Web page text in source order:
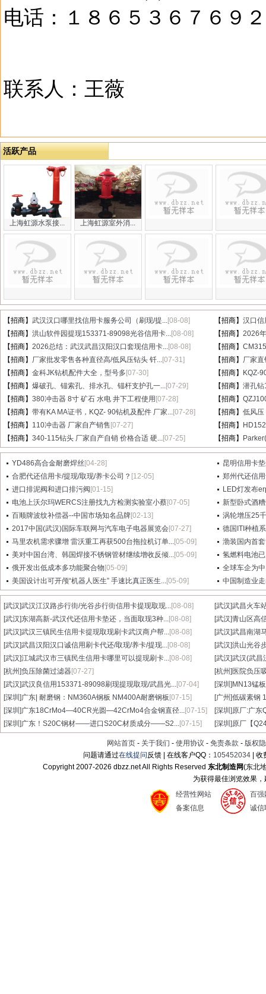
电话：１８６５３６７６９
联系人：王薇
活跃产品
上海虹源水泵接... 上海虹源室外消...
【招商】 武汉汉口哪里找信用卡服务公司（刷现/提...[08-08] 【招商】 汉口信
【招商】 洪山软件园提现153371-89098光谷信用卡...[08-08] 【招商】 2026
【招商】 2026总结：武汉武昌汉阳汉口套现信用卡...[08-08] 【招商】
【招商】 厂家批发零售各种直径高/低风压钻头 钎...[07-31] 【招商】 厂家
【招商】 金科JK钻机配件大全，型号多 [07-30] 【招商】
KQZ-
【招商】 爆破孔、锚索孔、排水孔、锚杆支护孔一...[07-29] 【招商】 潜孔钻
【招商】 380冲击器 8寸 矿石 水电 井下工程使用 [07-28] 【招商】
【招商】 带有KA MA证书，KQZ- 90钻机及配件 厂家...[07-28] 【招商】 低风压
【招商】 110冲击器 厂家自产销售 [07-27] 【招商】
【招商】 340-115钻头 厂家自产自销 价格合适 硬...[07-25] 【招商】
YD486高合金耐磨焊丝 [04-28]
昆明信用卡
合肥代还信用卡/提现/取现/养卡公司？ [12-05]
郑州代还信
进口排泥阀和进口排污阀 [01-15]
LED灯发布
电池上沃尔玛WERCS注册找九方检测实验室小蔡[07-05]
新型卧式酒
百顺牌波纹补偿器--中国市场知名品牌[02-13]
涡轮增压25
2017中国(武汉)国际车联网与汽车电子电器展览会[07-27]
德国ITI种植
马里农机需求骤增 雷沃重工再获500台拖拉机订单...[05-09]
渤装国内首
美对中国台湾、韩国焊接不锈钢管材继续增收反倾...[05-09]
氢燃料电池
俄开发出低成本多功能聚合物 [05-09]
全球车企为
美国设计出可开颅“机器人医生” 手速比真正医生...[05-09] 中国制造业
[武汉]武汉江汉路步行街/光谷步行街信用卡提现取现...[08-08] [武汉]武昌火车
[武汉]东湖高新-武汉代还信用卡垫还，当面取现3种...[08-08] [武汉]青山区高
[武汉]武汉三镇民生信用卡提现取现刷卡武汉商户帮...[08-08] [武汉]武昌南湖
[武汉]武昌汉阳汉口诚信用刷卡代还/取现/养卡/提现...[08-08] [武汉]洪山光谷
[武汉]江城武汉市三镇民生信用卡哪里可以提现刷卡...[08-08] [武汉]武汉(武昌
[杭州]负压除菌过滤器[07-27] [杭州] 医院负压
[武汉]武汉良信用153371-89098刷现提现取现/武昌光...[07-04] [深圳] MN13锰
[深圳]广东| 耐磨钢：NM360A钢板 NM400A耐磨钢板 [07-15] [广州]低碳素钢
[深圳]广东18CrMo4—40CR光圆—42CrMo4合金钢直径...[07-15] [深圳]原厂:广东
[深圳]广东！S20C钢材——进口S20C材质成分——S2...[07-15] [深圳]原厂【
网站首页 - 关于我们 - 使用协议 - 免责条款 - 版权
问题请通过在线提问反馈 | 在线客户QQ： 105452034 |
Copyright 2007-2026 dbzz.net All Rights Reserved东北制造网(东北
为获得最佳浏览效果
经营性网站
备案信息
百强
诚信